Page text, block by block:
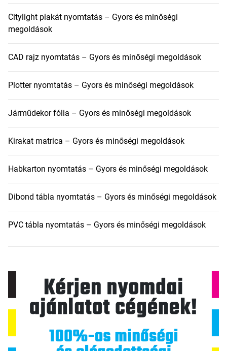
Citylight plakát nyomtatás – Gyors és minőségi
megoldások
CAD rajz nyomtatás – Gyors és minőségi megoldások
Plotter nyomtatás – Gyors és minőségi megoldások
Járműdekor fólia – Gyors és minőségi megoldások
Kirakat matrica – Gyors és minőségi megoldások
Habkarton nyomtatás – Gyors és minőségi megoldások
Dibond tábla nyomtatás – Gyors és minőségi megoldások
PVC tábla nyomtatás – Gyors és minőségi megoldások